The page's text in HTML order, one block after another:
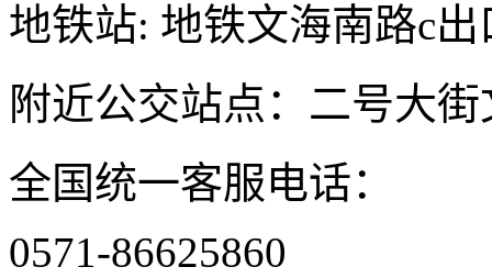
地铁站: 地铁文海南路c出
附近公交站点：二号大
全国统一客服电话：
0571-86625860